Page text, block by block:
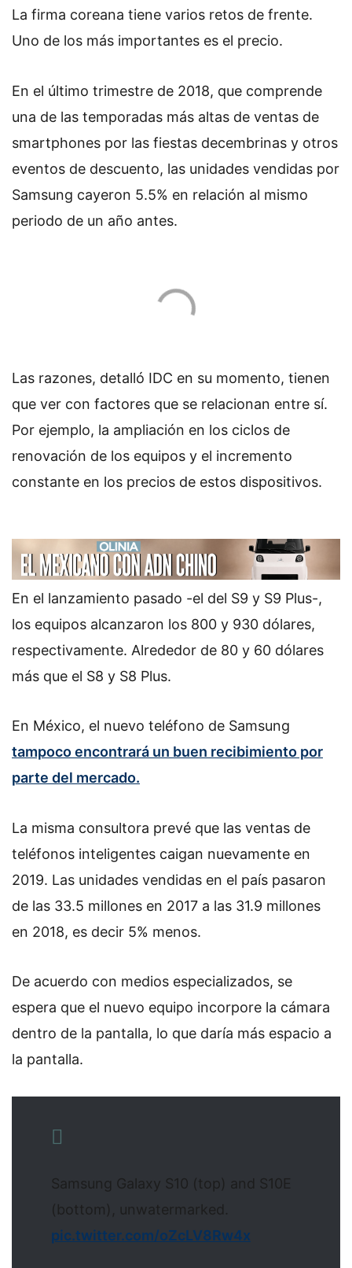
La firma coreana tiene varios retos de frente.
Uno de los más importantes es el precio.
En el último trimestre de 2018, que comprende
una de las temporadas más altas de ventas de
smartphones por las fiestas decembrinas y otros
eventos de descuento, las unidades vendidas por
Samsung cayeron 5.5% en relación al mismo
periodo de un año antes.
Las razones, detalló IDC en su momento, tienen
que ver con factores que se relacionan entre sí.
Por ejemplo, la ampliación en los ciclos de
renovación de los equipos y el incremento
constante en los precios de estos dispositivos.
En el lanzamiento pasado -el del S9 y S9 Plus-,
los equipos alcanzaron los 800 y 930 dólares,
respectivamente. Alrededor de 80 y 60 dólares
más que el S8 y S8 Plus.
En México, el nuevo teléfono de Samsung
tampoco encontrará un buen recibimiento por
parte del mercado.
La misma consultora prevé que las ventas de
teléfonos inteligentes caigan nuevamente en
2019. Las unidades vendidas en el país pasaron
de las 33.5 millones en 2017 a las 31.9 millones
en 2018, es decir 5% menos.
De acuerdo con medios especializados, se
espera que el nuevo equipo incorpore la cámara
dentro de la pantalla, lo que daría más espacio a
la pantalla.
Samsung Galaxy S10 (top) and S10E
(bottom), unwatermarked.
pic.twitter.com/oZcLV8Rw4x